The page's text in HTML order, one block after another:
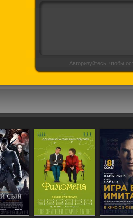
Авторизуйтесь, чтобы